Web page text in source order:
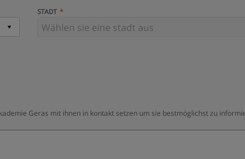
STADT
Geras mit ihnen in kontakt setzen um sie bestmöglichst zu